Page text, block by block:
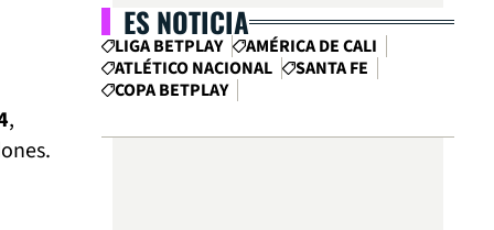
,
ES NOTICIA
LIGA BETPLAY
AMÉRICA DE CALI
ATLÉTICO NACIONAL
SANTA FE
COPA BETPLAY